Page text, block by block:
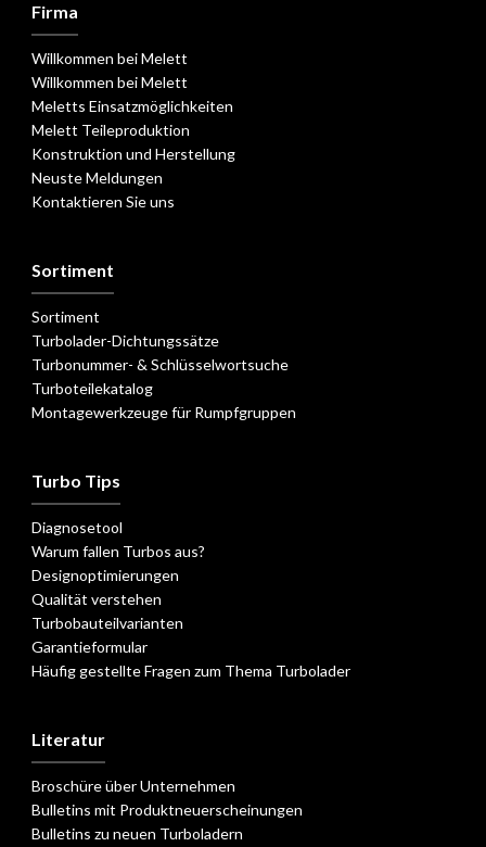
Firma
Willkommen bei Melett
Willkommen bei Melett
Meletts Einsatzmöglichkeiten
Melett Teileproduktion
Konstruktion und Herstellung
Neuste Meldungen
Kontaktieren Sie uns
Sortiment
Sortiment
Turbolader-Dichtungssätze
Turbonummer- & Schlüsselwortsuche
Turboteilekatalog
Montagewerkzeuge für Rumpfgruppen
Turbo Tips
Diagnosetool
Warum fallen Turbos aus?
Designoptimierungen
Qualität verstehen
Turbobauteilvarianten
Garantieformular
Häufig gestellte Fragen zum Thema Turbolader
Literatur
Broschüre über Unternehmen
Bulletins mit Produktneuerscheinungen
Bulletins zu neuen Turboladern